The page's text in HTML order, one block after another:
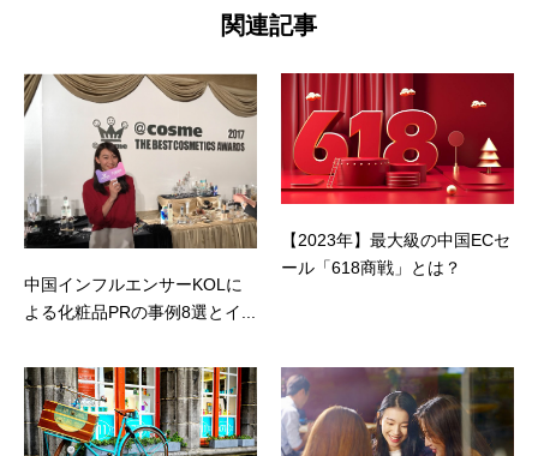
関連記事
中国インフルエンサーKOLに
よる化粧品PRの事例8選とイ...
【2023年】最大級の中国ECセ
ール「618商戦」とは？